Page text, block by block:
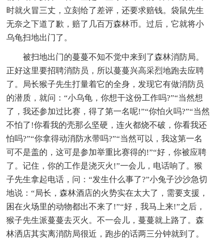
时就火冒三丈，立刻给了差评，还要求赔钱。袋鼠先生
无奈之下道了歉，赔了几百万森林币。过后，它就将小
乌龟扫地出门了。
被扫地出门的蔓蔓不知不觉中来到了森林消防局。
正好这里要招聘消防员，所以蔓蔓兴高采烈地跑去应聘
了。局长猴子先生打量着它的全身，发现它有做消防员
的潜质，就问：“小乌龟，你想干这份工作吗?”“当然想
了，我还参加过比赛，得了第一名呢!”“你怕火吗?”“当然
不怕了!你看我的壳那么坚硬，连火都烧不破，你看我还
怕吗?”“你拿得动消防水带吗?”“当然可以，我这第一名
可不是盖的，这可是参加举重比赛得的!”“好，你被应聘
了。记住，你的工作是浇灭火!”一会儿，电话响了。猴
子先生拿起电话，问：“发生什么事了?”小兔子沙沙急切
地说：“局长，森林酒店的火势实在太大了，需要支援，
困在火场里的动物都出不来了!”“好，我马上来!”之后，
猴子先生派蔓蔓去灭火。不一会儿，蔓蔓就上路了。森
林洒店其实离消防局很近，跑步的话两三分钟就到了。